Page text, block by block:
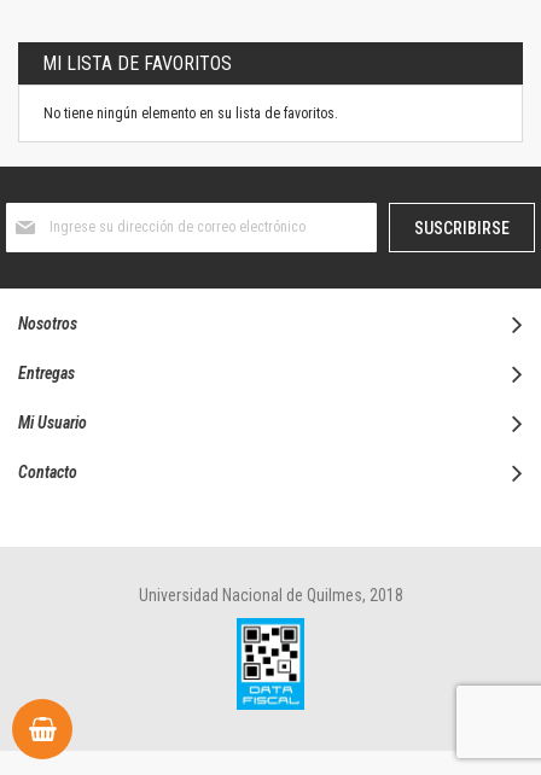
MI LISTA DE FAVORITOS
No tiene ningún elemento en su lista de favoritos.
boletín
SUSCRIBIRSE
Nosotros
Entregas
Mi Usuario
Contacto
Universidad Nacional de Quilmes, 2018